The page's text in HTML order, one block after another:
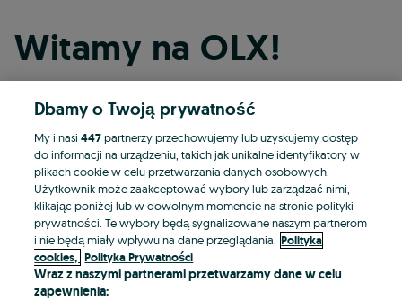
Witamy na OLX!
Kontynuuj przez Facebooka
Kontynuuj przez konto Apple
Kontynuuj przez konto Google
LUB
Dbamy o Twoją prywatność
My i nasi447partnerzy przechowujemy lub uzyskujemy dostęp
do informacji na urządzeniu, takich jak unikalne identyfikatory w
plikach cookie w celu przetwarzania danych osobowych.
Użytkownik może zaakceptować wybory lub zarządzać nimi,
klikając poniżej lub w dowolnym momencie na stronie polityki
prywatności. Te wybory będą sygnalizowane naszym partnerom
i nie będą miały wpływu na dane przeglądania. Polityka
cookies, Polityka Prywatności
Wraz z naszymi partnerami przetwarzamy dane w celu
zapewnienia: